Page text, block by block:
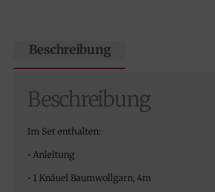
Beschreibung
Beschreibung
Im Set enthalten:
• Anleitung
• 1 Knäuel Baumwollgarn, 4m